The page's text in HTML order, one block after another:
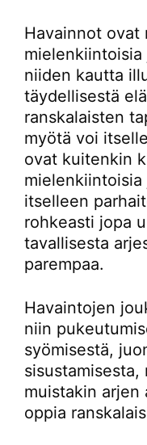
Havainnot ovat
niiden kautta
täydellisestä
ranskalaisten
myötä voi
ovat kuitenkin
itselleen
rohkeasti jopa
tavallisesta
parempaa.
Havaintojen
niin
syömisestä,
muistakin arjen
oppia